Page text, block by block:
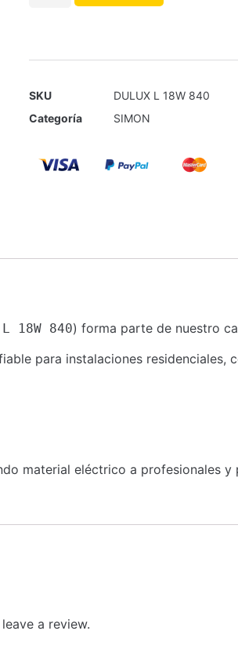
SKU
DULUX L 18W 840
Categoría
SIMON
18W 840) forma parte de nuestro
para instalaciones residenciales,
material eléctrico a profesionales
a review.